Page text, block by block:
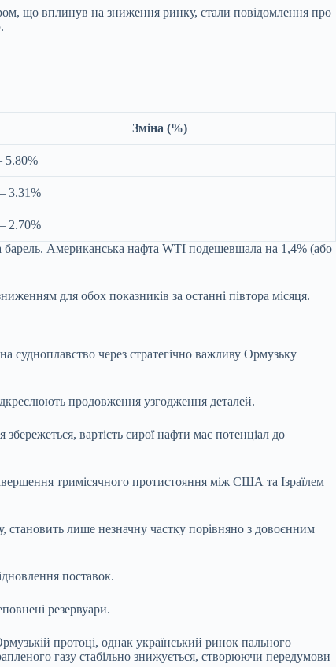
що вплинув на зниження ринку, стали повідомлення про
Зміна (%)
5.80%
– 3.31%
– 2.70%
барель. Американська нафта WTI подешевшала на 1,4% (або
для обох показників за останні півтора місяця.
судноплавство через стратегічно важливу Ормузьку
продовження узгодження деталей.
вартість сирої нафти має потенціал до
тримісячного протистояння між США та Ізраїлем
становить лише незначну частку порівняно з довоєнним
поставок.
резервуари.
протоці, однак український ринок пального
газу стабільно знижується, створюючи передумови